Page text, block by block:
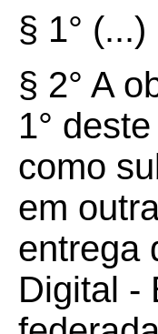
§ 1° (...)
§ 2° A
1°
como
em
entrega
Digital -